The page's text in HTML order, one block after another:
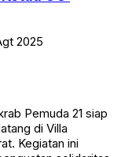
2025
Pemuda 21 siap
di Villa
Kegiatan ini